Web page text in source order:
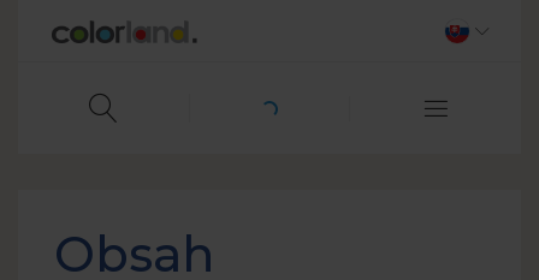
Obsah